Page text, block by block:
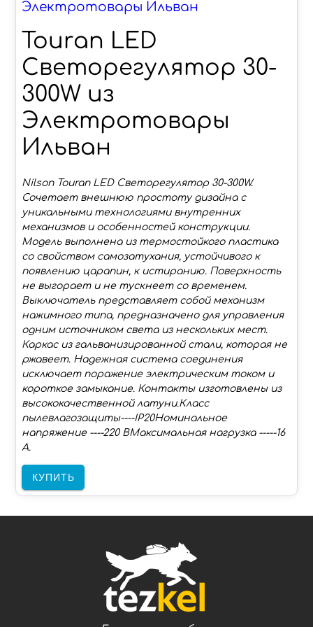
Электротовары Ильван
Touran LED
Светорегулятор 30-
300W из
Электротовары
Ильван
Nilson Touran LED Светорегулятор 30-300W.
Сочетает внешнюю простоту дизайна с
уникальными технологиями внутренних
механизмов и особенностей конструкции.
Модель выполнена из термостойкого пластика
со свойством самозатухания, устойчивого к
появлению царапин, к истиранию. Поверхность
не выгорает и не тускнеет со временем.
Выключатель представляет собой механизм
нажимного типа, предназначено для управления
одним источником света из нескольких мест.
Каркас из гальванизированной стали, которая не
ржавеет. Надежная система соединения
исключает поражение электрическим током и
короткое замыкание. Контакты изготовлены из
высококачественной латуни.Класс
пылевлагозащиты----IP20Номинальное
напряжение ----220 ВМаксимальная нагрузка -----16
А.
КУПИТЬ